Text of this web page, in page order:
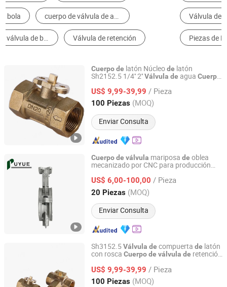
Válvula de Compuerta
Piezas de Maquinaria de Elaboración de Metal Fundición en Arena
Cuerpode latón Núcleode latón
Sh2152.5 1/4'' 2''Válvula de agua Cuerpo
US$ 9,99-39,99 / Pieza
100 Piezas (MOQ)
Enviar Consulta
NINGBO SANHE REFRIGERATION CO., LTD.
Zhejiang, China Desde 2009
Cuerpode válvula mariposa de oblea
mecanizado por CNC para producción
US$ 6,00-100,00 / Pieza
20 Piezas (MOQ)
Enviar Consulta
Shenyang Puyue Enterprise Co., Ltd.
Liaoning, China Desde 2026
Sh3152.5Válvula de compuerta de latón
con rosca Cuerpode válvula de retención
US$ 9,99-39,99 / Pieza
100 Piezas (MOQ)
NINGBO SANHE REFRIGERATION CO., LTD.
Zhejiang, China Desde 2009